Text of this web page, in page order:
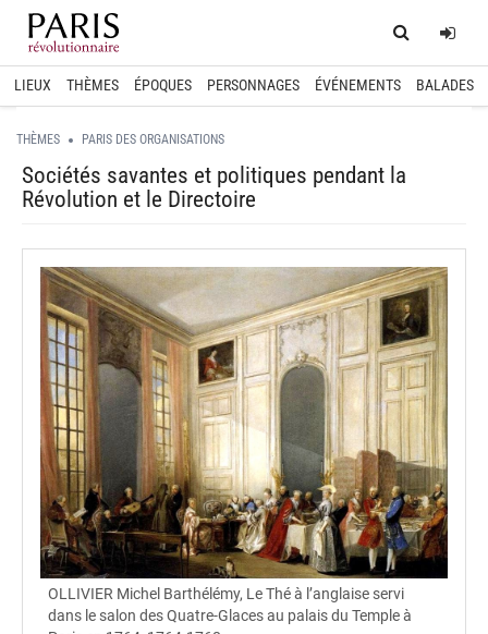
Home
LIEUX THÈMES ÉPOQUES PERSONNAGES ÉVÉNEMENTS BALADES
THÈMES PARIS DES ORGANISATIONS
Sociétés savantes et politiques pendant la
Révolution et le Directoire
OLLIVIER Michel Barthélémy, Le Thé à l’anglaise servi
dans le salon des Quatre-Glaces au palais du Temple à